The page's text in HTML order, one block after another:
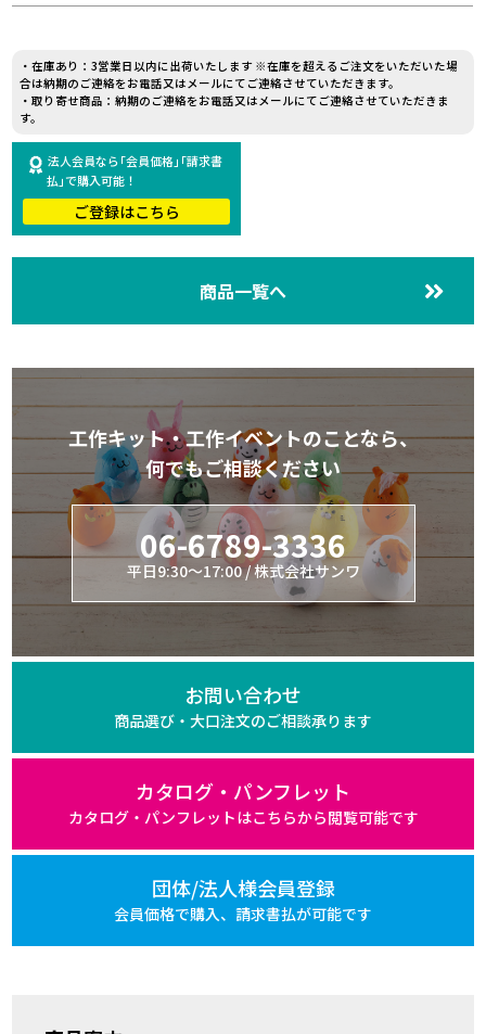
・在庫あり：3営業日以内に出荷いたします ※在庫を超えるご注文をいただいた場
合は納期のご連絡をお電話又はメールにてご連絡させていただきます。
・取り寄せ商品：納期のご連絡をお電話又はメールにてご連絡させていただきま
す。
法人会員なら｢会員価格｣｢請求書
払｣で購入可能！
ご登録はこちら
商品一覧へ
工作キット・工作イベントのことなら、
何でもご相談ください
06-6789-3336
平日9:30～17:00 / 株式会社サンワ
お問い合わせ
商品選び・大口注文のご相談承ります
カタログ・パンフレット
カタログ・パンフレットはこちらから閲覧可能です
団体/法人様会員登録
会員価格で購入、 請求書払が可能です